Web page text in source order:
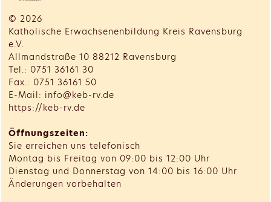
© 2026
Katholische Erwachsenenbildung Kreis Ravensburg
e.V.
Allmandstraße 10 88212 Ravensburg
Tel.: 0751 36161 30
Fax.: 0751 36161 50
E-Mail: info@keb-rv.de
https://keb-rv.de
Öffnungszeiten:
Sie erreichen uns telefonisch
Montag bis Freitag von 09:00 bis 12:00 Uhr
Dienstag und Donnerstag von 14:00 bis 16:00 Uhr
Änderungen vorbehalten